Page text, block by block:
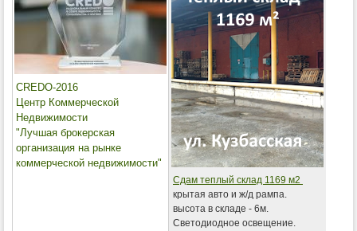
CREDO-2016
Центр Коммерческой
Недвижимости
"Лучшая брокерская
организация на рынке
коммерческой недвижимости"
Сдам теплый склад 1169 м2
крытая авто и ж/д рампа.
высота в складе - 6м.
Светодиодное освещение.